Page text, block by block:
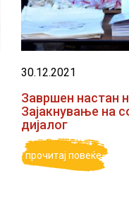
30.12.2021
Завршен настан
Зајакнување на
дијалог
прочитај повеќе